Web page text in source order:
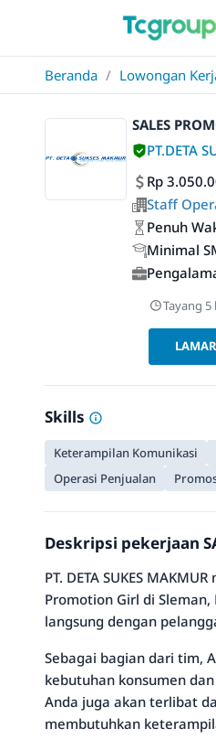
Beranda / Lowongan
SALES
PT.DETA
Rp
Staff
Penuh
Minimal
Tayang
Skills
Keterampilan Komunikasi
Operasi Penjualan
Deskripsi pekerjaan
PT. DETA SUKES
Promotion Girl di
langsung dengan
Sebagai bagian dari tim,
kebutuhan konsumen
Anda juga akan terlibat
membutuhkan